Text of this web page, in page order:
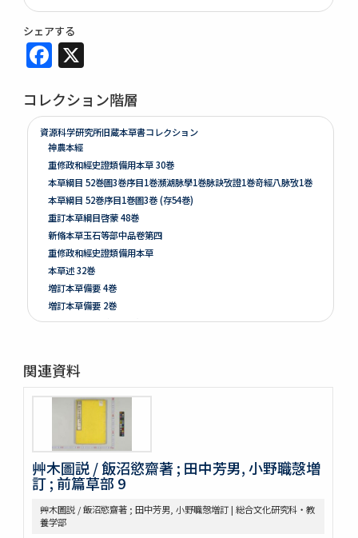
シェアする
Facebook
コレクション階層
資源科学研究所旧蔵本草書コレクション
神農本經
重修政和經史證類備用本草 30巻
本草綱目 52巻圖3巻序目1巻瀕湖脉學1巻脉訣攷證1巻竒經八脉攷1巻
本草綱目 52巻序目1巻圖3巻 (存54巻)
重訂本草綱目啓蒙 48巻
新脩本草玉石等部中品卷第四
重修政和經史證類備用本草
本草述 32巻
増訂本草備要 4巻
増訂本草備要 2巻
本草彙言 20巻 (存15巻)
昆蟲草木略 2巻
爾雅註疏 11巻
格致鏡原 100巻
類林新咏 36巻
藥性本草約言 4巻
開拓使官園動植品類簿
周憲王救荒本草 14巻補遺1巻救荒野譜1巻補遺1巻
灌園草木識 6巻
関連資料
艸木圖説 / 飯沼慾齋著 ; 田中芳男, 小野職愨増
訂 ; 前篇草部 9
艸木圖説 / 飯沼慾齋著 ; 田中芳男, 小野職愨増訂 | 総合文化研究科・教
養学部